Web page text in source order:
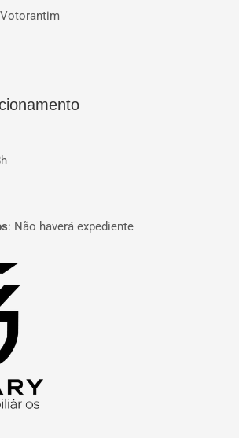
: Não haverá expediente